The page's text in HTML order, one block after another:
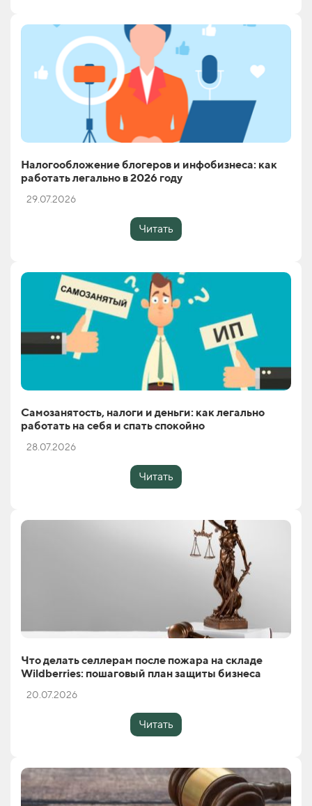
Налогообложение блогеров и инфобизнеса: как
работать легально в 2026 году
29.07.2026
Читать
Самозанятость, налоги и деньги: как легально
работать на себя и спать спокойно
28.07.2026
Читать
Что делать селлерам после пожара на складе
Wildberries: пошаговый план защиты бизнеса
20.07.2026
Читать